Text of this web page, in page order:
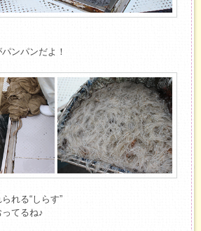
ンパンだよ！
れる“しらす”
てるね♪